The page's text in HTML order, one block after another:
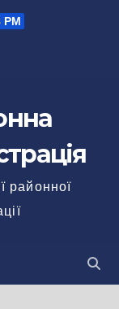
PM
районної